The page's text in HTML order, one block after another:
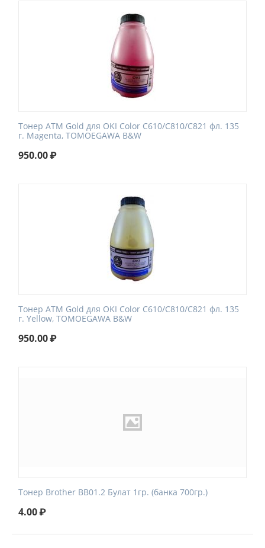
Тонер ATM Gold для OKI Color C610/C810/C821 фл. 135
г. Magenta, TOMOEGAWA B&W
950.00₽
Тонер ATM Gold для OKI Color C610/C810/C821 фл. 135
г. Yellow, TOMOEGAWA B&W
950.00₽
Тонер Brother BB01.2 Булат 1гр. (банка 700гр.)
4.00₽